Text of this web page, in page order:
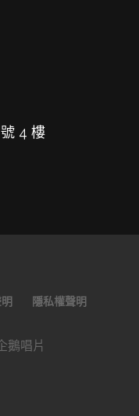
4 樓
隱私權聲明
鵝唱片